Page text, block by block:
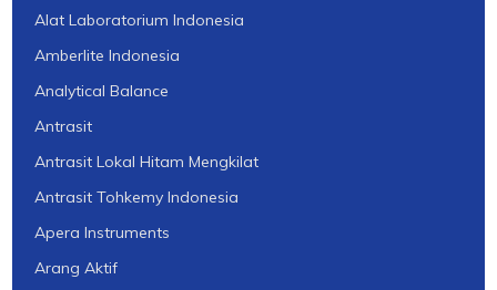
Alat Laboratorium Indonesia
Amberlite Indonesia
Analytical Balance
Antrasit
Antrasit Lokal Hitam Mengkilat
Antrasit Tohkemy Indonesia
Apera Instruments
Arang Aktif